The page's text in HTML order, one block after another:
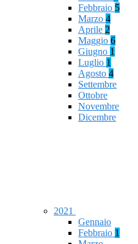
Febbraio 5
Marzo 4
Aprile 2
Maggio 6
Giugno 1
Luglio 1
Agosto 4
Settembre
Ottobre
Novembre
Dicembre
2021
Gennaio
Febbraio 1